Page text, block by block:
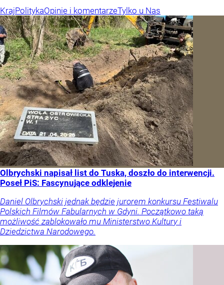
KrajPolitykaOpinie i komentarzeTylko u Nas
Olbrychski napisał list do Tuska, doszło do interwencji.
Poseł PiS: Fascynujące odklejenie
Daniel Olbrychski jednak będzie jurorem konkursu Festiwalu
Polskich Filmów Fabularnych w Gdyni. Początkowo taką
możliwość zablokowało mu Ministerstwo Kultury i
Dziedzictwa Narodowego.